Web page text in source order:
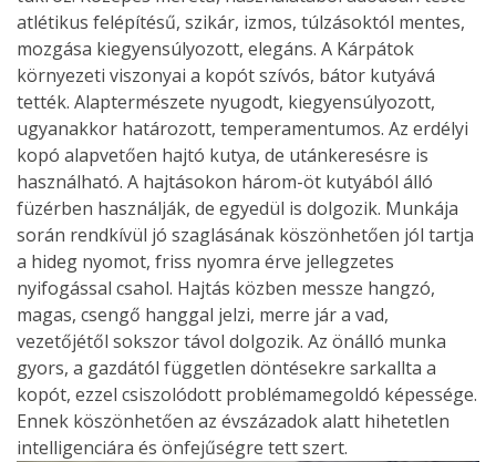
atlétikus felépítésű, szikár, izmos, túlzásoktól mentes,
mozgása kiegyensúlyozott, elegáns. A Kárpátok
környezeti viszonyai a kopót szívós, bátor kutyává
tették. Alaptermészete nyugodt, kiegyensúlyozott,
ugyanakkor határozott, temperamentumos. Az erdélyi
kopó alapvetően hajtó kutya, de utánkeresésre is
használható. A hajtásokon három-öt kutyából álló
füzérben használják, de egyedül is dolgozik. Munkája
során rendkívül jó szaglásának köszönhetően jól tartja
a hideg nyomot, friss nyomra érve jellegzetes
nyifogással csahol. Hajtás közben messze hangzó,
magas, csengő hanggal jelzi, merre jár a vad,
vezetőjétől sokszor távol dolgozik. Az önálló munka
gyors, a gazdától független döntésekre sarkallta a
kopót, ezzel csiszolódott problémamegoldó képessége.
Ennek köszönhetően az évszázadok alatt hihetetlen
intelligenciára és önfejűségre tett szert.